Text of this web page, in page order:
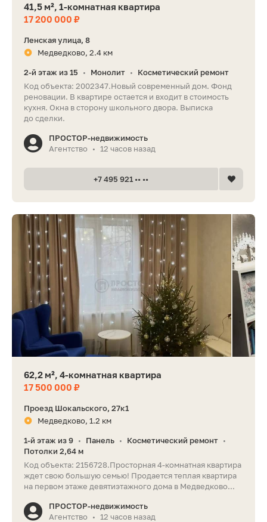
41,5 м², 1-комнатная квартира
17 200 000 ₽
Ленская улица, 8
Медведково, 2.4 км
2-й этаж из 15 • Монолит •
Косметический ремонт
Код объекта: 2002347.Новый современный дом. Фонд
реновации. В квартире остается и входит в стоимость
кухня. Окна в сторону школьного двора. Выписка
до сделки.
ПРОСТОР-недвижимость
Агентство
• 12 часов назад
+7 495 921 •• ••
62,2 м², 4-комнатная квартира
17 500 000 ₽
Проезд Шокальского, 27к1
Медведково, 1.2 км
1-й этаж из 9 • Панель • Косметический ремонт •
Потолки 2,64 м
Код объекта: 2156728.Просторная 4-комнатная квартира
ждет свою большую семью! Продается теплая квартира
на первом этаже девятиэтажного дома в Медведково...
ПРОСТОР-недвижимость
Агентство
• 12 часов назад